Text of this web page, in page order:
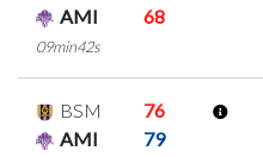
AMI
68
09min42s
BSM
76
AMI
79